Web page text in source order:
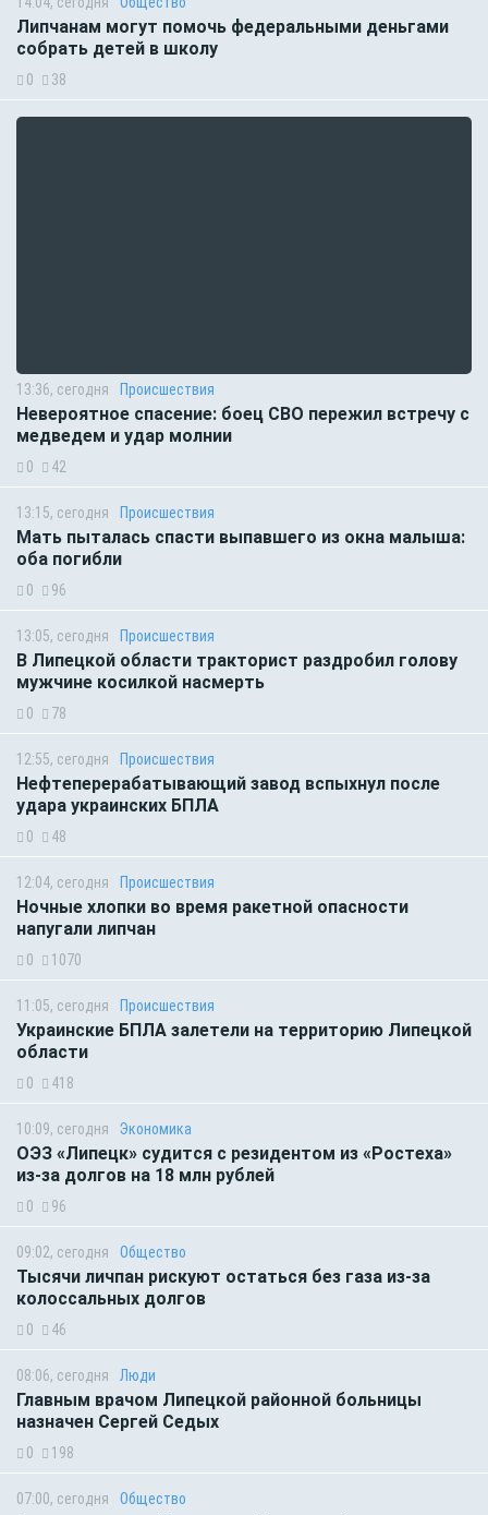
Липчанам могут помочь федеральными деньгами
собрать детей в школу
0 38
13:36, сегодня Происшествия
Невероятное спасение: боец СВО пережил встречу с
медведем и удар молнии
0 42
13:15, сегодня Происшествия
Мать пыталась спасти выпавшего из окна малыша:
оба погибли
0 96
13:05, сегодня Происшествия
В Липецкой области тракторист раздробил голову
мужчине косилкой насмерть
0 78
12:55, сегодня Происшествия
Нефтеперерабатывающий завод вспыхнул после
удара украинских БПЛА
0 48
12:04, сегодня Происшествия
Ночные хлопки во время ракетной опасности
напугали липчан
0 1070
11:05, сегодня Происшествия
Украинские БПЛА залетели на территорию Липецкой
области
0 418
10:09, сегодня Экономика
ОЭЗ «Липецк» судится с резидентом из «Ростеха»
из-за долгов на 18 млн рублей
0 96
09:02, сегодня Общество
Тысячи личпан рискуют остаться без газа из-за
колоссальных долгов
0 46
08:06, сегодня Люди
Главным врачом Липецкой районной больницы
назначен Сергей Седых
0 198
07:00, сегодня Общество